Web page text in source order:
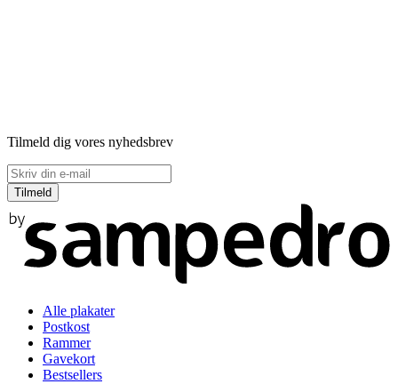
Tilmeld dig vores nyhedsbrev
Alle plakater
Postkost
Rammer
Gavekort
Bestsellers